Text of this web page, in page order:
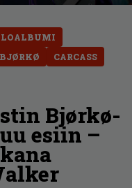
BJØRKØ
CARCASS
Bjørkø-
esiin –